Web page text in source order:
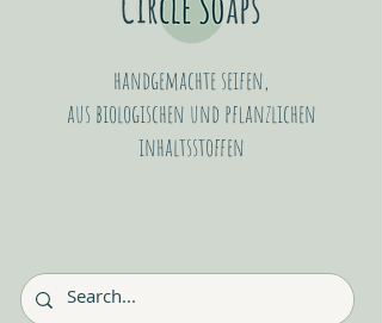
handgemachte seifen,
aus biologischen und pflanzlichen
inhaltsstoffen